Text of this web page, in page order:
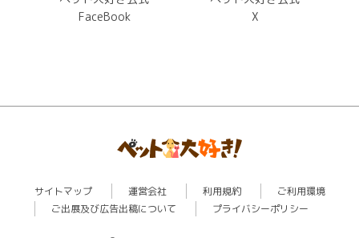
FaceBook
X
サイトマップ 運営会社 利用規約
ご利用環境
ご出展及び広告出稿について
プライバシーポリシー